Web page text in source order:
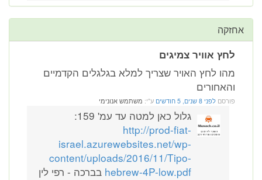
אחזקה
לחץ אוויר צמיגים
מהו לחץ האויר שצריך למלא בגלגלים הקדמיים
והאחורים
פורסם לפני 8 שנים, 5 חודשים ע"י: משתמש אנונימי
גלול כאן למטה עד עמ' 159:
http://prod-fiat-
israel.azurewebsites.net/wp-
content/uploads/2016/11/Tipo-
hebrew-4P-low.pdf בברכה - רפי לין